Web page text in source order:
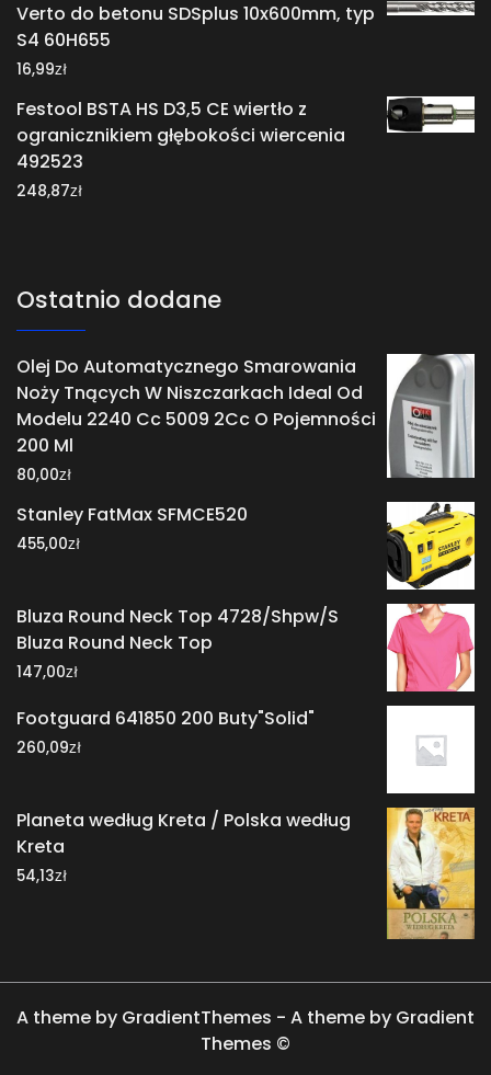
Verto do betonu SDSplus 10x600mm, typ
S4 60H655
16,99zł
Festool BSTA HS D3,5 CE wiertło z
ogranicznikiem głębokości wiercenia
492523
248,87zł
Ostatnio dodane
Olej Do Automatycznego Smarowania
Noży Tnących W Niszczarkach Ideal Od
Modelu 2240 Cc 5009 2Cc O Pojemności
200 Ml
80,00zł
Stanley FatMax SFMCE520
455,00zł
Bluza Round Neck Top 4728/Shpw/S
Bluza Round Neck Top
147,00zł
Footguard 641850 200 Buty"Solid"
260,09zł
Planeta według Kreta / Polska według
Kreta
54,13zł
A theme by GradientThemes - A theme by Gradient
Themes ©